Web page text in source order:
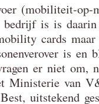
(mobiliteit-op-
is is daarin
cards
is en
er niet om,
Ministerie van
uitstekend